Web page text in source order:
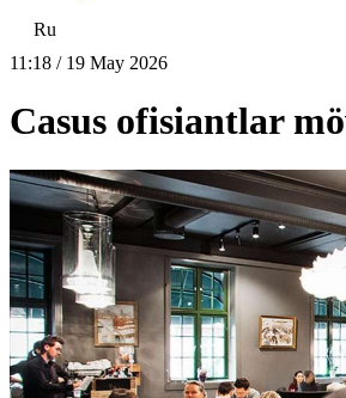
Ru
11:18 / 19 May 2026
Casus ofisiantlar